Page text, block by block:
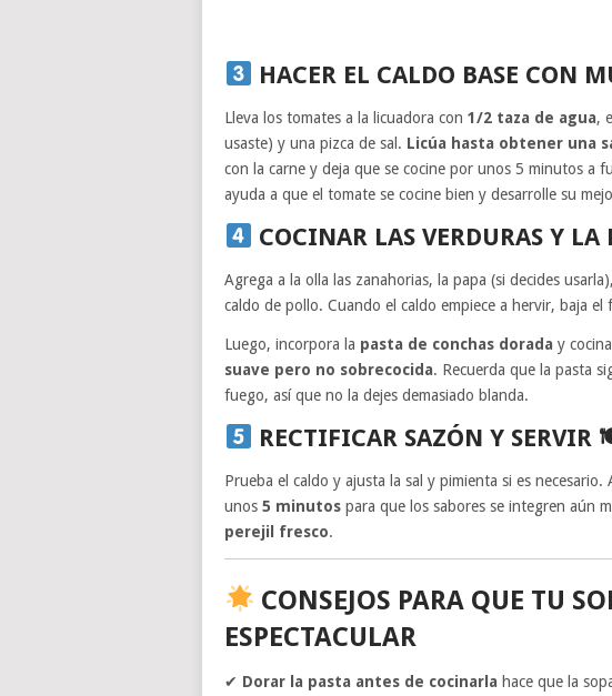
HACER EL CALDO BASE CON
Lleva los tomates a la licuadora con 1/2 taza de agua,
usaste) y una pizca de sal. Licúa hasta obtener una
con la carne y deja que se cocine por unos 5 minutos a
ayuda a que el tomate se cocine bien y desarrolle su
COCINAR LAS VERDURAS Y LA
Agrega a la olla las zanahorias, la papa (si decides
caldo de pollo. Cuando el caldo empiece a hervir, baja
Luego, incorpora la pasta de conchas dorada y
suave pero no sobrecocida. Recuerda que la pasta
fuego, así que no la dejes demasiado blanda.
RECTIFICAR SAZÓN Y SERVIR
Prueba el caldo y ajusta la sal y pimienta si es
unos 5 minutos para que los sabores se integren aún
perejil fresco.
CONSEJOS PARA QUE TU
ESPECTACULAR
✔ Dorar la pasta antes de cocinarla hace que la